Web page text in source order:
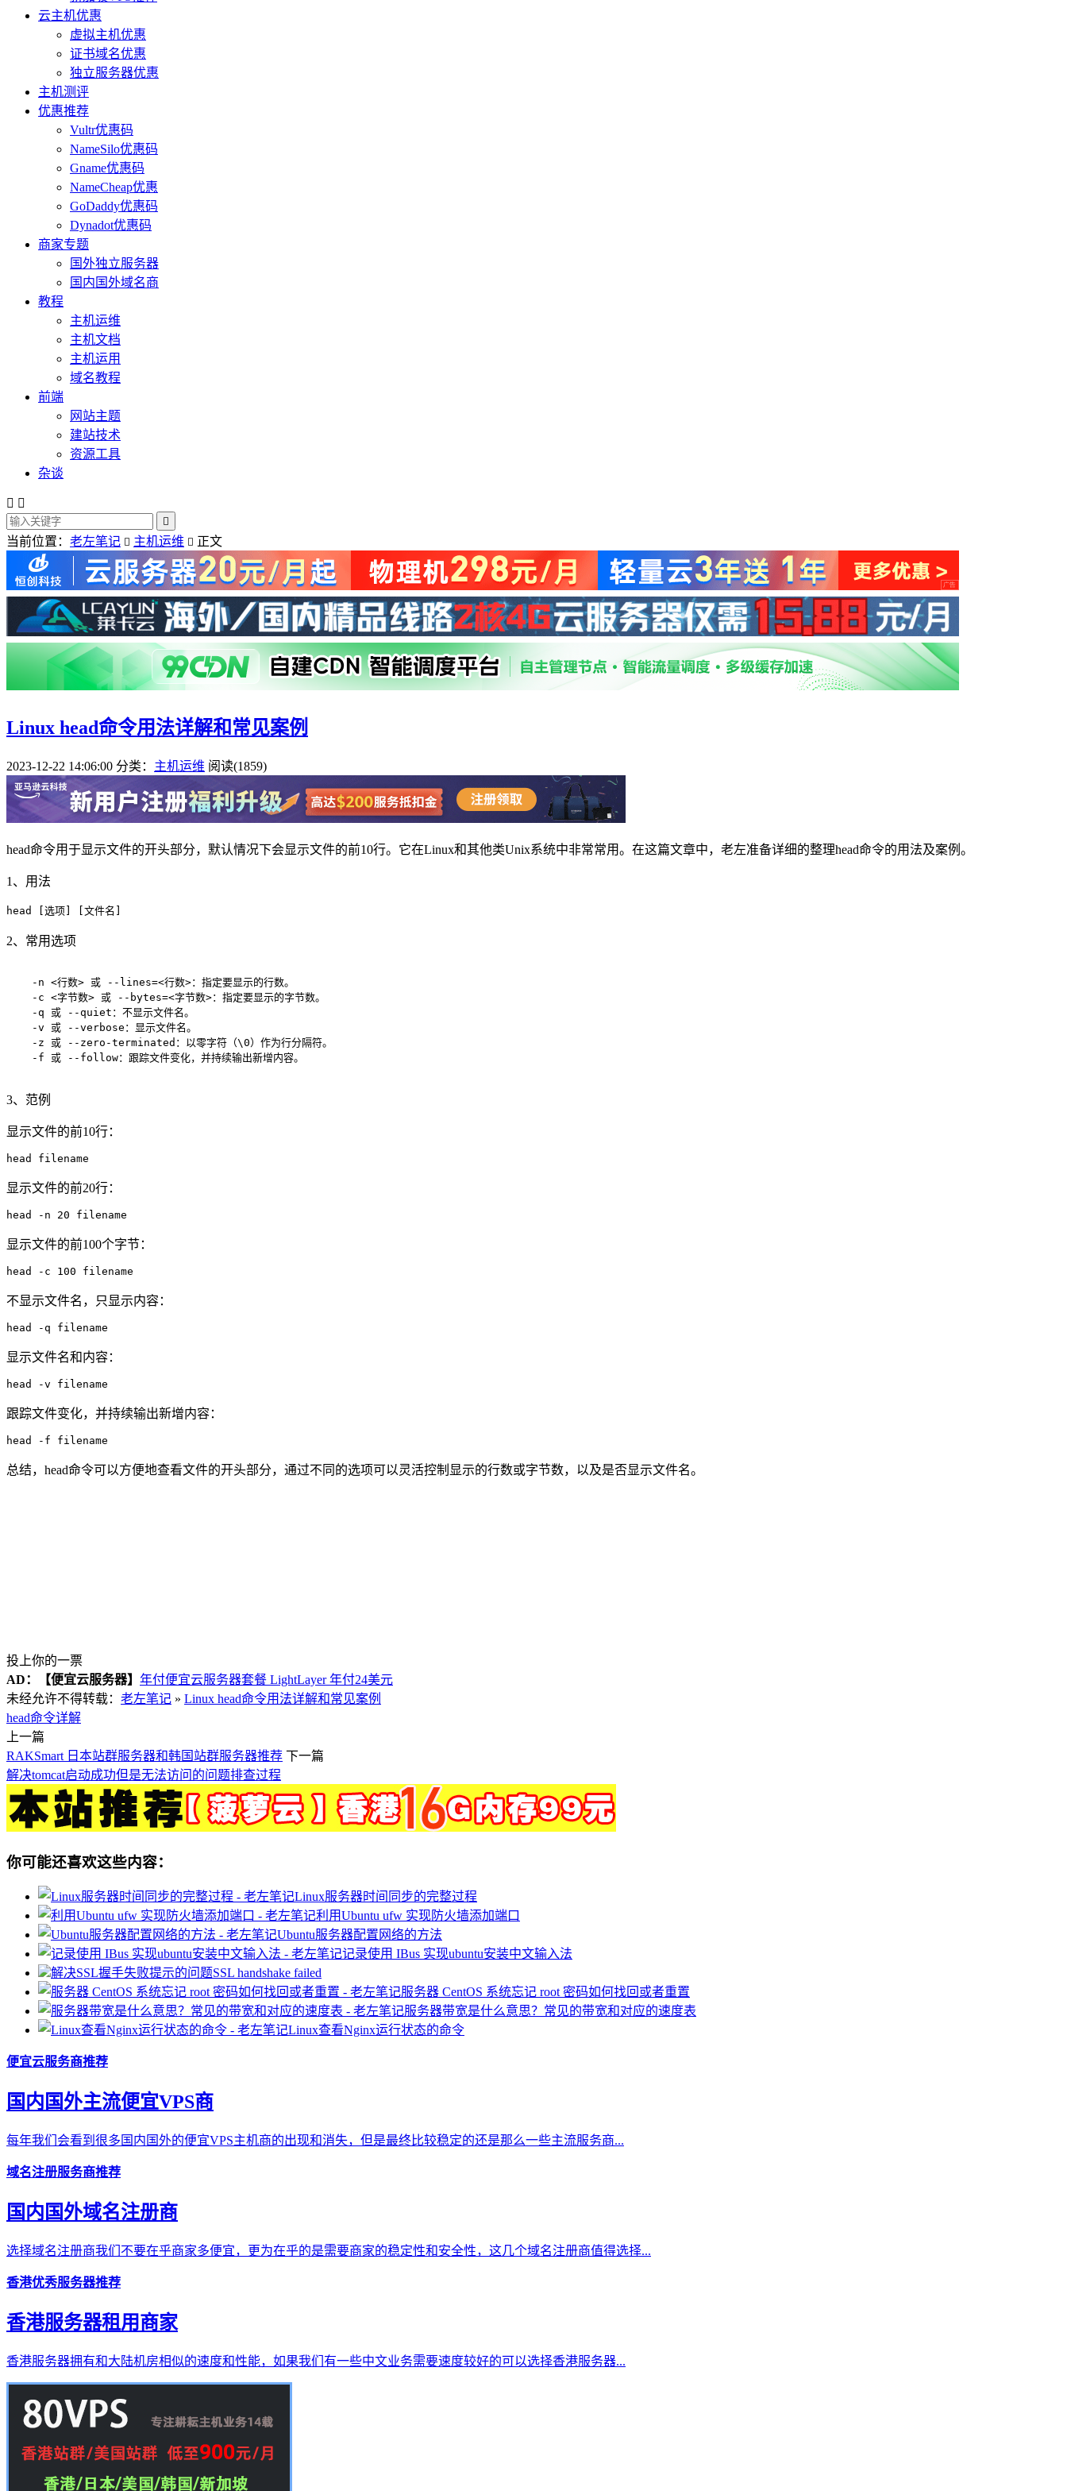
云主机优惠
虚拟主机优惠
证书域名优惠
独立服务器优惠
主机测评
优惠推荐
Vultr优惠码
NameSilo优惠码
Gname优惠码
NameCheap优惠
GoDaddy优惠码
Dynadot优惠码
商家专题
国外独立服务器
国内国外域名商
教程
主机运维
主机文档
主机运用
域名教程
前端
网站主题
建站技术
资源工具
杂谈
 

当前位置： 老左笔记  主机运维  正文
Linux head命令用法详解和常见案例
2023-12-22 14:06:00 分类： 主机运维 阅读(1859)
head命令用于显示文件的开头部分，默认情况下会显示文件的前10行。它在Linux和其他类Unix系统中非常常用。在这篇文章中，老左准备详细的整理head命令的用法及案例。
1、用法
2、常用选项
    -n <行数> 或 --lines=<行数>：指定要显示的行数。
    -c <字节数> 或 --bytes=<字节数>：指定要显示的字节数。
    -q 或 --quiet：不显示文件名。
    -v 或 --verbose：显示文件名。
    -z 或 --zero-terminated：以零字符（\0）作为行分隔符。
    -f 或 --follow：跟踪文件变化，并持续输出新增内容。
3、范例
显示文件的前10行：
显示文件的前20行：
显示文件的前100个字节：
不显示文件名，只显示内容：
显示文件名和内容：
跟踪文件变化，并持续输出新增内容：
总结，head命令可以方便地查看文件的开头部分，通过不同的选项可以灵活控制显示的行数或字节数，以及是否显示文件名。
投上你的一票
AD：
【便宜云服务器】 年付便宜云服务器套餐 LightLayer 年付24美元
未经允许不得转载： 老左笔记 » Linux head命令用法详解和常见案例
head命令详解
上一篇
RAKSmart 日本站群服务器和韩国站群服务器推荐 下一篇
解决tomcat启动成功但是无法访问的问题排查过程
你可能还喜欢这些内容：
Linux服务器时间同步的完整过程
利用Ubuntu ufw 实现防火墙添加端口
Ubuntu服务器配置网络的方法
记录使用 IBus 实现ubuntu安装中文输入法
解决SSL握手失败提示的问题SSL handshake failed
服务器 ​CentOS 系统忘记 root 密码如何找回或者重置
服务器带宽是什么意思？常见的带宽和对应的速度表
Linux查看Nginx运行状态的命令
便宜云服务商推荐
国内国外主流便宜VPS商
每年我们会看到很多国内国外的便宜VPS主机商的出现和消失，但是最终比较稳定的还是那么一些主流服务商...
域名注册服务商推荐
国内国外域名注册商
选择域名注册商我们不要在乎商家多便宜，更为在乎的是需要商家的稳定性和安全性，这几个域名注册商值得选择...
香港优秀服务器推荐
香港服务器租用商家
香港服务器拥有和大陆机房相似的速度和性能，如果我们有一些中文业务需要速度较好的可以选择香港服务器...